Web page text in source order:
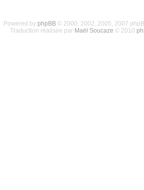
Powered by phpBB© 2000, 2002, 2005, 2007
Traduction réalisée par Maël Soucaze © 2010